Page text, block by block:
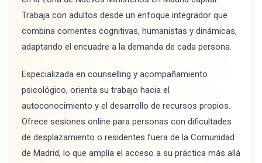
Trabaja con adultos desde un enfoque integrador que
combina corrientes cognitivas, humanistas y dinámicas,
adaptando el encuadre a la demanda de cada persona.
Especializada en counselling y acompañamiento
psicológico, orienta su trabajo hacia el
autoconocimiento y el desarrollo de recursos propios.
Ofrece sesiones online para personas con dificultades
de desplazamiento o residentes fuera de la Comunidad
de Madrid, lo que amplía el acceso a su práctica más allá